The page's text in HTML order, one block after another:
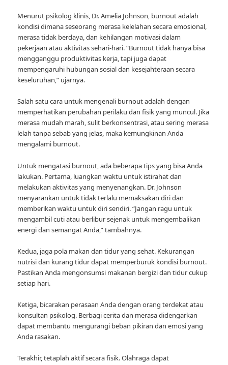
Menurut psikolog klinis, Dr. Amelia Johnson, burnout adalah
kondisi dimana seseorang merasa kelelahan secara emosional,
merasa tidak berdaya, dan kehilangan motivasi dalam
pekerjaan atau aktivitas sehari-hari. “Burnout tidak hanya bisa
mengganggu produktivitas kerja, tapi juga dapat
mempengaruhi hubungan sosial dan kesejahteraan secara
keseluruhan,” ujarnya.
Salah satu cara untuk mengenali burnout adalah dengan
memperhatikan perubahan perilaku dan fisik yang muncul. Jika
merasa mudah marah, sulit berkonsentrasi, atau sering merasa
lelah tanpa sebab yang jelas, maka kemungkinan Anda
mengalami burnout.
Untuk mengatasi burnout, ada beberapa tips yang bisa Anda
lakukan. Pertama, luangkan waktu untuk istirahat dan
melakukan aktivitas yang menyenangkan. Dr. Johnson
menyarankan untuk tidak terlalu memaksakan diri dan
memberikan waktu untuk diri sendiri. “Jangan ragu untuk
mengambil cuti atau berlibur sejenak untuk mengembalikan
energi dan semangat Anda,” tambahnya.
Kedua, jaga pola makan dan tidur yang sehat. Kekurangan
nutrisi dan kurang tidur dapat memperburuk kondisi burnout.
Pastikan Anda mengonsumsi makanan bergizi dan tidur cukup
setiap hari.
Ketiga, bicarakan perasaan Anda dengan orang terdekat atau
konsultan psikolog. Berbagi cerita dan merasa didengarkan
dapat membantu mengurangi beban pikiran dan emosi yang
Anda rasakan.
Terakhir, tetaplah aktif secara fisik. Olahraga dapat